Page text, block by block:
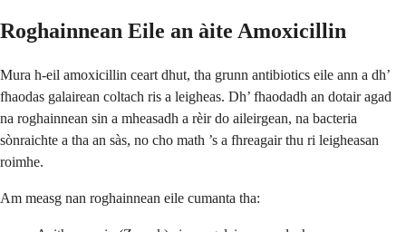
Roghainnean Eile an àite Amoxicillin
Mura h-eil amoxicillin ceart dhut, tha grunn antibiotics eile ann a dh’
fhaodas galairean coltach ris a leigheas. Dh’ fhaodadh an dotair agad
na roghainnean sin a mheasadh a rèir do aileirgean, na bacteria
sònraichte a tha an sàs, no cho math ’s a fhreagair thu ri leigheasan
roimhe.
Am measg nan roghainnean eile cumanta tha: